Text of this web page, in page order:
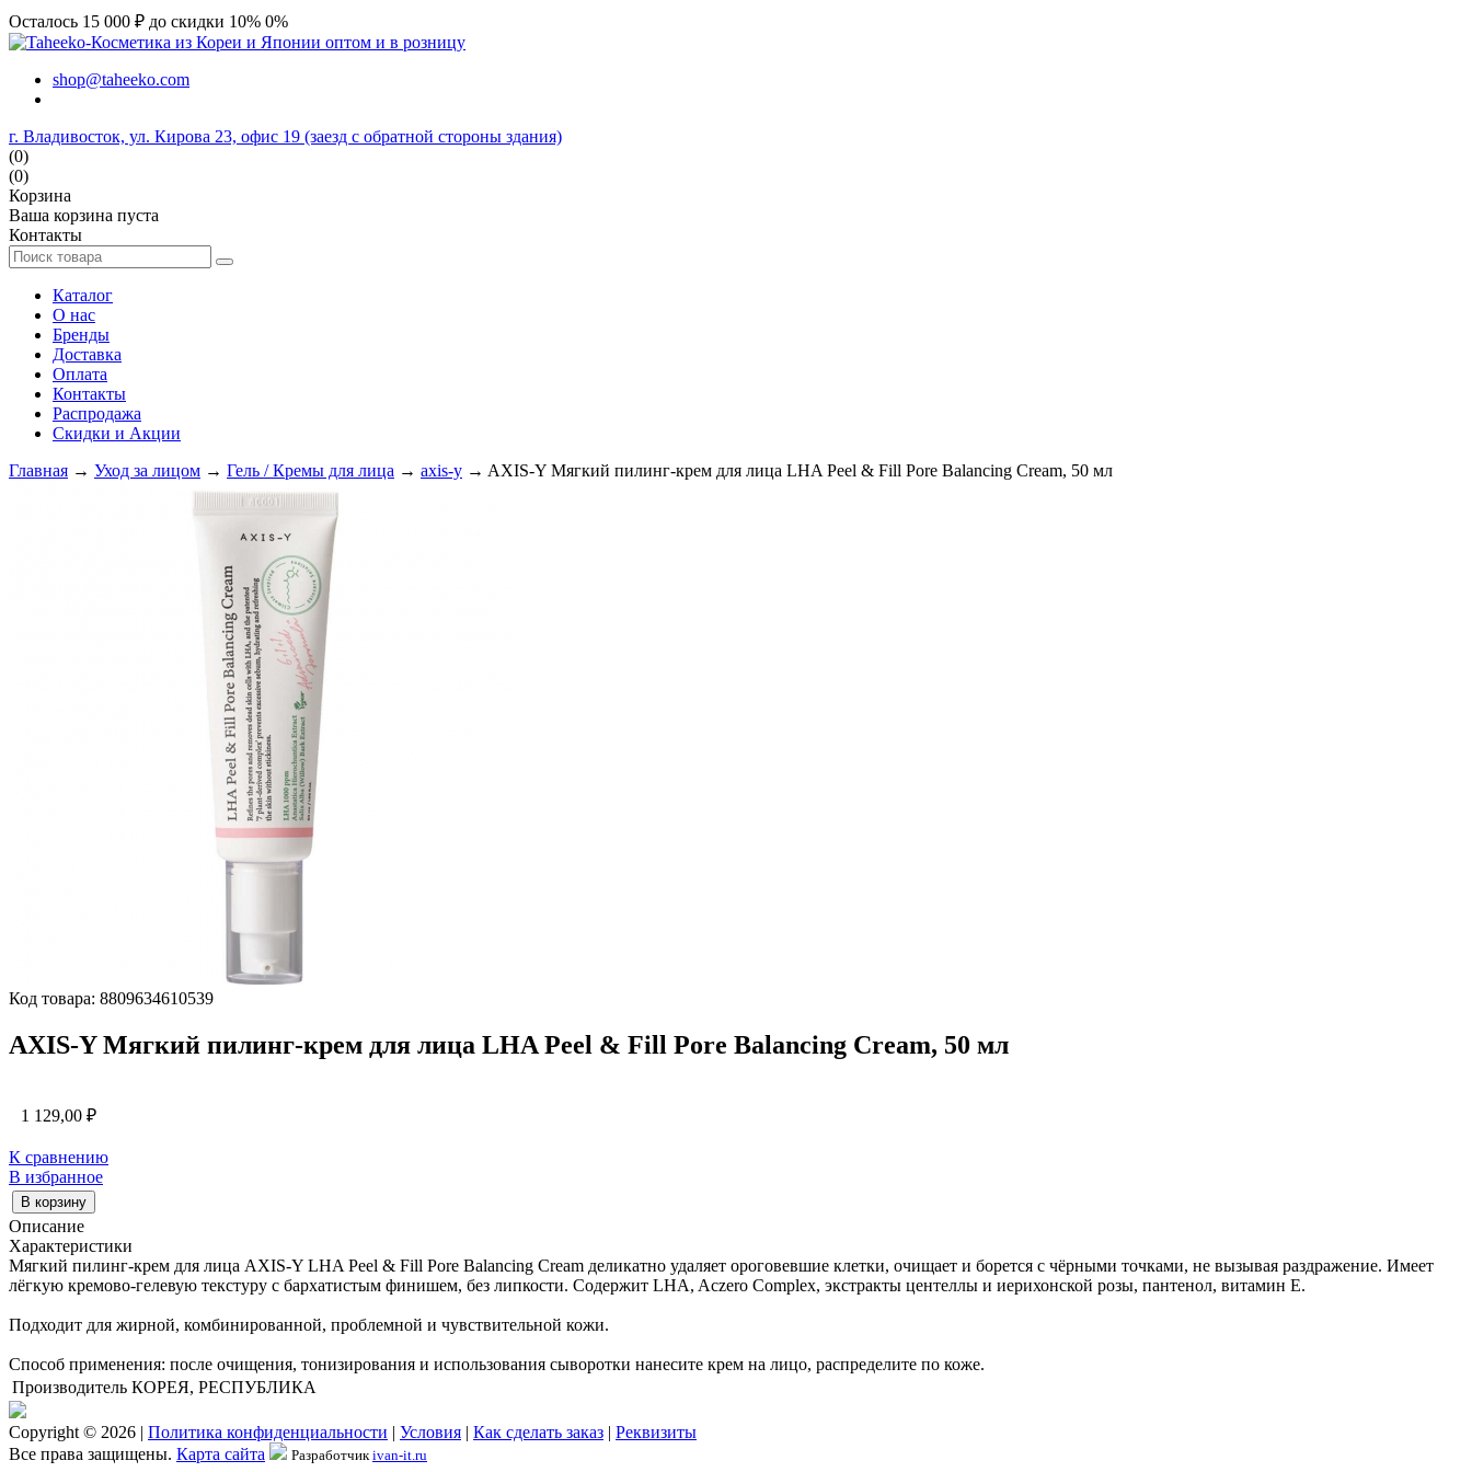
Осталось 15 000 ₽ до скидки 10% 0%
shop@taheeko.com
г. Владивосток, ул. Кирова 23, офис 19 (заезд с обратной стороны здания)
(0)
(0)
Корзина
Ваша корзина пуста
Контакты
Каталог
О нас
Бренды
Доставка
Оплата
Контакты
Распродажа
Скидки и Акции
Главная → Уход за лицом → Гель / Кремы для лица → axis-y → AXIS-Y Мягкий пилинг-крем для лица LHA Peel & Fill Pore Balancing Cream, 50 мл
Код товара: 8809634610539
AXIS-Y Мягкий пилинг-крем для лица LHA Peel & Fill Pore Balancing Cream, 50 мл
1 129,00 ₽
К сравнению
В избранное
В корзину
Описание
Характеристики
Мягкий пилинг-крем для лица AXIS-Y LHA Peel & Fill Pore Balancing Cream деликатно удаляет ороговевшие клетки, очищает и борется с чёрными точками, не вызывая раздражение. Имеет
лёгкую кремово-гелевую текстуру с бархатистым финишем, без липкости. Содержит LHA, Aczero Complex, экстракты центеллы и иерихонской розы, пантенол, витамин Е.
Подходит для жирной, комбинированной, проблемной и чувствительной кожи.
Способ применения: после очищения, тонизирования и использования сыворотки нанесите крем на лицо, распределите по коже.
Производитель КОРЕЯ, РЕСПУБЛИКА
Copyright © 2026 | Политика конфиденциальности | Условия | Как сделать заказ | Реквизиты
Все права защищены. Карта сайта Разработчик ivan-it.ru